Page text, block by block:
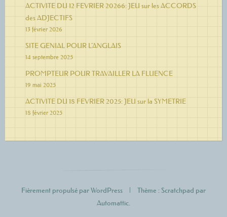
ACTIVITE DU 12 FEVRIER 20266: JEU sur les ACCORDS
des ADJECTIFS
13 février 2026
SITE GENIAL POUR L’ANGLAIS
14 septembre 2025
PROMPTEUR POUR TRAVAILLER LA FLUENCE
19 mai 2025
ACTIVITE DU 18 FEVRIER 2025: JEU sur la SYMETRIE
18 février 2025
Fièrement propulsé par WordPress |
Thème : Scratchpad par
Automattic.